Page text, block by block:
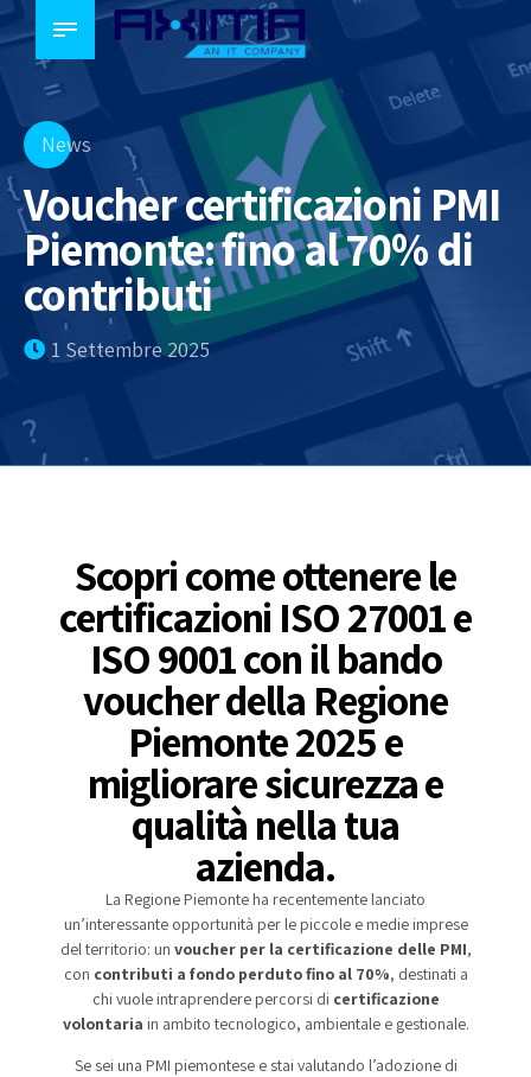
News
Voucher certificazioni PMI
Piemonte: fino al 70% di
contributi
1 Settembre 2025
Scopri come ottenere le
certificazioni ISO 27001 e
ISO 9001 con il bando
voucher della Regione
Piemonte 2025 e
migliorare sicurezza e
qualità nella tua
azienda.
La Regione Piemonte ha recentemente lanciato
un’interessante opportunità per le piccole e medie imprese
del territorio: un voucher per la certificazione delle PMI,
con contributi a fondo perduto fino al 70%, destinati a
chi vuole intraprendere percorsi di certificazione
volontaria in ambito tecnologico, ambientale e gestionale.
Se sei una PMI piemontese e stai valutando l’adozione di